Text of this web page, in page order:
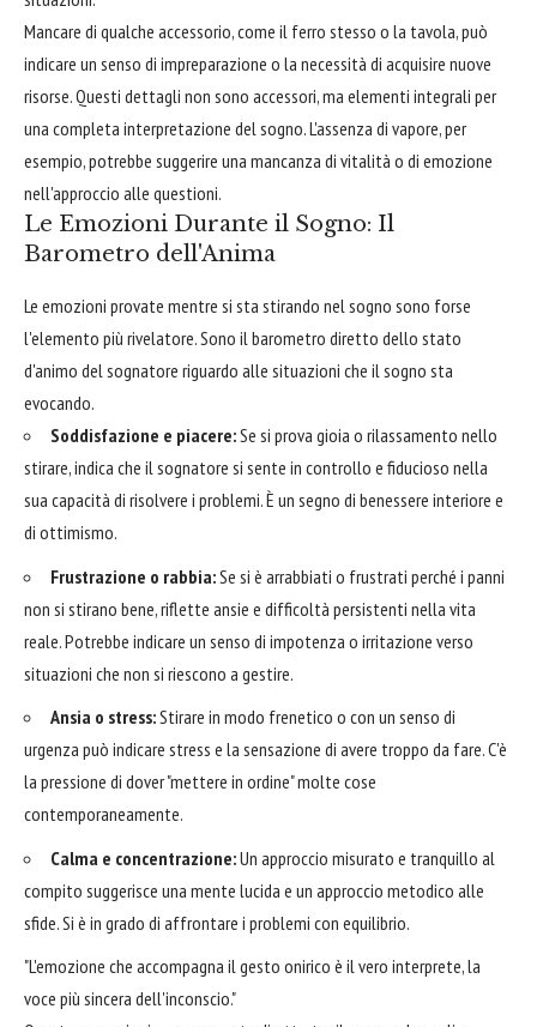
Mancare di qualche accessorio, come il ferro stesso o la tavola, può
indicare un senso di impreparazione o la necessità di acquisire nuove
risorse. Questi dettagli non sono accessori, ma elementi integrali per
una completa interpretazione del sogno. L'assenza di vapore, per
esempio, potrebbe suggerire una mancanza di vitalità o di emozione
nell'approccio alle questioni.
Le Emozioni Durante il Sogno: Il
Barometro dell'Anima
Le emozioni provate mentre si sta stirando nel sogno sono forse
l'elemento più rivelatore. Sono il barometro diretto dello stato
d'animo del sognatore riguardo alle situazioni che il sogno sta
evocando.
Soddisfazione e piacere:Se si prova gioia o rilassamento nello
stirare, indica che il sognatore si sente in controllo e fiducioso nella
sua capacità di risolvere i problemi. È un segno di benessere interiore e
di ottimismo.
Frustrazione o rabbia:Se si è arrabbiati o frustrati perché i panni
non si stirano bene, riflette ansie e difficoltà persistenti nella vita
reale. Potrebbe indicare un senso di impotenza o irritazione verso
situazioni che non si riescono a gestire.
Ansia o stress:Stirare in modo frenetico o con un senso di
urgenza può indicare stress e la sensazione di avere troppo da fare. C'è
la pressione di dover "mettere in ordine" molte cose
contemporaneamente.
Calma e concentrazione:Un approccio misurato e tranquillo al
compito suggerisce una mente lucida e un approccio metodico alle
sfide. Si è in grado di affrontare i problemi con equilibrio.
"L'emozione che accompagna il gesto onirico è il vero interprete, la
voce più sincera dell'inconscio."